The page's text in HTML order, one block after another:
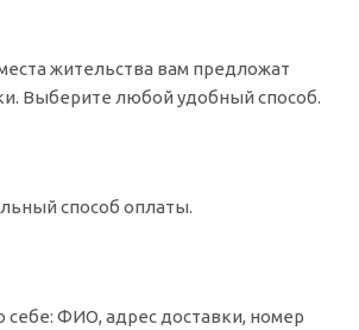
жительства вам предложат
Выберите любой удобный способ.
способ оплаты.
ФИО, адрес доставки, номер